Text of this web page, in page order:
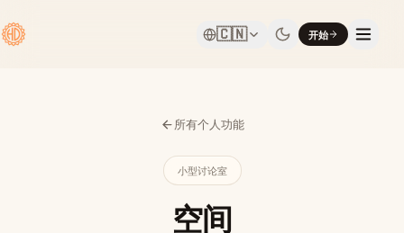
🇨🇳 开始
所有个人功能
小型讨论室
空间